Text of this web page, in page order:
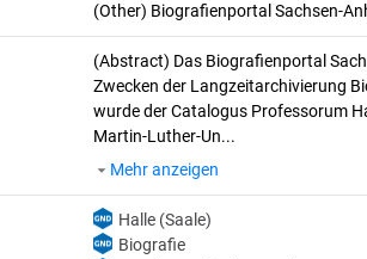
(Other) Biografienportal Sachsen-
(Abstract) Das Biografienportal
Zwecken der Langzeitarchivierung
wurde der Catalogus Professorum
Martin-Luther-Un...
Mehr anzeigen
Halle (Saale)
Biografie